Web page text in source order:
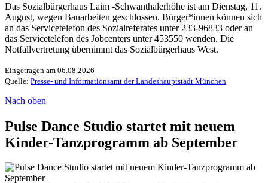
Das Sozialbürgerhaus Laim -Schwanthalerhöhe ist am Dienstag, 11.
August, wegen Bauarbeiten geschlossen. Bürger*innen können sich
an das Servicetelefon des Sozialreferates unter 233-96833 oder an
das Servicetelefon des Jobcenters unter 453550 wenden. Die
Notfallvertretung übernimmt das Sozialbürgerhaus West.
Eingetragen am 06.08.2026
Quelle: Presse- und Informationsamt der Landeshauptstadt München
Nach oben
Pulse Dance Studio startet mit neuem
Kinder-Tanzprogramm ab September